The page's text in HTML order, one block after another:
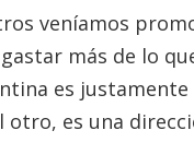
veníamos
más de lo
es justamente
es una